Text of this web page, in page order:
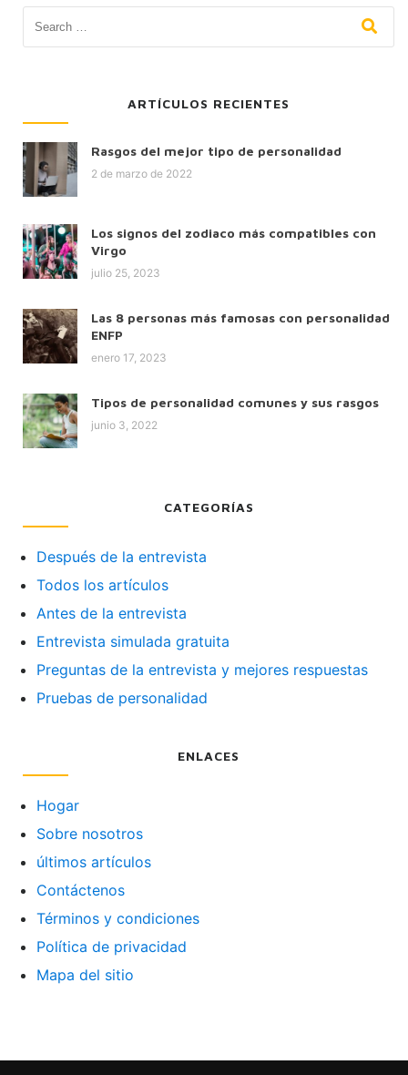
ARTÍCULOS RECIENTES
Rasgos del mejor tipo de personalidad
2 de marzo de 2022
Los signos del zodiaco más compatibles con
Virgo
julio 25, 2023
Las 8 personas más famosas con personalidad
ENFP
enero 17, 2023
Tipos de personalidad comunes y sus rasgos
junio 3, 2022
CATEGORÍAS
Después de la entrevista
Todos los artículos
Antes de la entrevista
Entrevista simulada gratuita
Preguntas de la entrevista y mejores respuestas
Pruebas de personalidad
ENLACES
Hogar
Sobre nosotros
últimos artículos
Contáctenos
Términos y condiciones
Política de privacidad
Mapa del sitio